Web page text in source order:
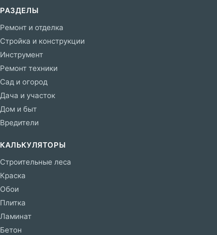
РАЗДЕЛЫ
Ремонт и отделка
Стройка и конструкции
Инструмент
Ремонт техники
Сад и огород
Дача и участок
Дом и быт
Вредители
КАЛЬКУЛЯТОРЫ
Строительные леса
Краска
Обои
Плитка
Ламинат
Бетон